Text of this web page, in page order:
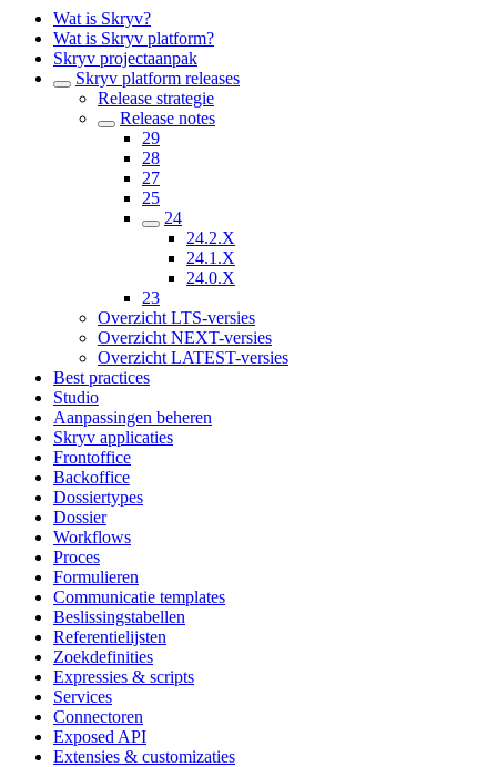
Wat is Skryv?
Wat is Skryv platform?
Skryv projectaanpak
Skryv platform releases
Release strategie
Release notes
29
28
27
25
24
24.2.X
24.1.X
24.0.X
23
Overzicht LTS-versies
Overzicht NEXT-versies
Overzicht LATEST-versies
Best practices
Studio
Aanpassingen beheren
Skryv applicaties
Frontoffice
Backoffice
Dossiertypes
Dossier
Workflows
Proces
Formulieren
Communicatie templates
Beslissingstabellen
Referentielijsten
Zoekdefinities
Expressies & scripts
Services
Connectoren
Exposed API
Extensies & customizaties